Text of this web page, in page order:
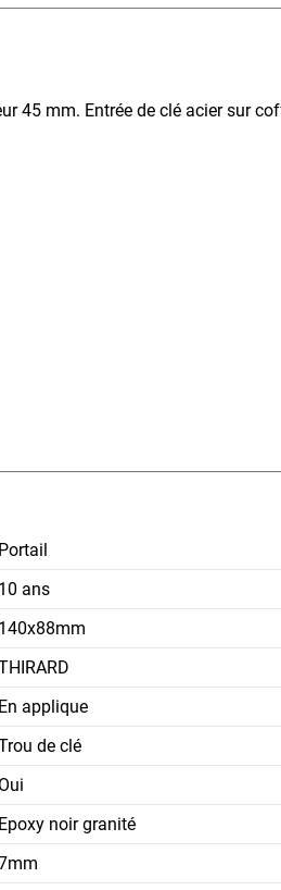
45 mm. Entrée de clé acier sur
Portail
10 ans
140x88mm
En applique
de clé
Oui
Epoxy noir granité